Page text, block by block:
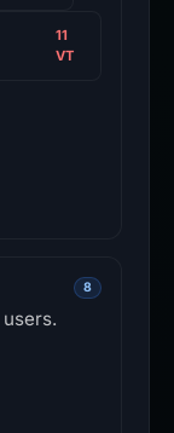
11
VT
8
users.